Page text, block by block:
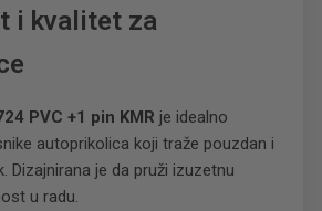
i kvalitet za
PVC +1 pin KMR je idealno
autoprikolica koji traže pouzdan i
Dizajnirana je da pruži izuzetnu
u radu.